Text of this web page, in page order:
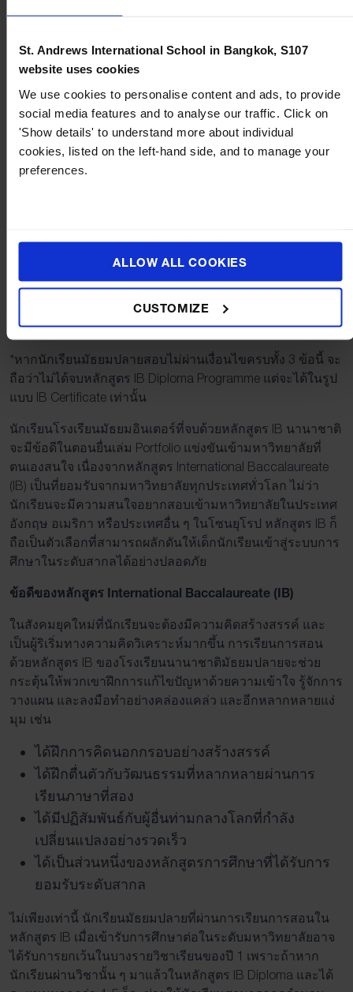
St. Andrews International School in Bangkok, S107
website uses cookies
We use cookies to personalise content and ads, to provide
social media features and to analyse our traffic. Click on
'Show details' to understand more about individual
cookies, listed on the left-hand side, and to manage your
preferences.
ALLOW ALL COOKIES
CUSTOMIZE
กลุ่มวิชา Theory of Knowledge (ToK)
วิชาที่ฝึกการคิดวิเคราะห์เชิงวิพากษ์เกี่ยวกับมนุษย์ สังคม
วัฒนธรรมของตนเองและโลกผ่าน Essay จำนวน 1,200-1,600
คำ ช่วยฝึกให้นักเรียนมององค์ความรู้ในแง่มุมต่าง ๆ โดยใช้
การวิเคราะห์ และตรวจสอบหาเหตุผล
กลุ่มวิชา Creativity, Action, Service (CAS)
โครงงานกิจกรรมนอกห้องเรียนที่เน้นส่งเสริมทักษะด้านความ
กลุ่ม Extended Essay (EE)
การฝึกทักษะเขียนเรียงความในหัวข้อที่ผู้เรียนสนใจจำนวน
4,000 คำ ซึ่งเป็นการวัดความสามารถทางการทำวิจัยและเรียน
รู้จากการค้นคว้าด้วยตัวเอง
*หากนักเรียนมัธยมปลายสอบไม่ผ่านเงื่อนไขครบทั้ง 3 ข้อนี้ จะ
ถือว่าไม่ได้จบหลักสูตร IB Diploma Programme แต่จะได้ในรูป
แบบ IB Certificate เท่านั้น
นักเรียนโรงเรียนมัธยมอินเตอร์ที่จบด้วยหลักสูตร IB นานาชาติ
จะมีข้อดีในตอนยื่นเล่ม Portfolio แข่งขันเข้ามหาวิทยาลัยที่
ตนเองสนใจ เนื่องจากหลักสูตร International Baccalaureate
(IB) เป็นที่ยอมรับจากมหาวิทยาลัยทุกประเทศทั่วโลก ไม่ว่า
นักเรียนจะมีความสนใจอยากสอบเข้ามหาวิทยาลัยในประเทศ
อังกฤษ อเมริกา หรือประเทศอื่น ๆ ในโซนยุโรป หลักสูตร IB ก็
ถือเป็นตัวเลือกที่สามารถผลักดันให้เด็กนักเรียนเข้าสู่ระบบการ
ศึกษาในระดับสากลได้อย่างปลอดภัย
ข้อดีของหลักสูตร International Baccalaureate (IB)
ในสังคมยุคใหม่ที่นักเรียนจะต้องมีความคิดสร้างสรรค์ และ
เป็นผู้ริเริ่มทางความคิดวิเคราะห์มากขึ้น การเรียนการสอน
ด้วยหลักสูตร IB ของโรงเรียนนานาชาติมัธยมปลายจะช่วย
กระตุ้นให้พวกเขาฝึกการแก้ไขปัญหาด้วยความเข้าใจ รู้จักการ
วางแผน และลงมือทำอย่างคล่องแคล่ว และอีกหลากหลายแง่
มุม เช่น
ได้ฝึกการคิดนอกกรอบอย่างสร้างสรรค์
ได้ฝึกตื่นตัวกับวัฒนธรรมที่หลากหลายผ่านการ
เรียนภาษาที่สอง
ได้มีปฏิสัมพันธ์กับผู้อื่นท่ามกลางโลกที่กำลัง
เปลี่ยนแปลงอย่างรวดเร็ว
ได้เป็นส่วนหนึ่งของหลักสูตรการศึกษาที่ได้รับการ
ยอมรับระดับสากล
ไม่เพียงเท่านี้ นักเรียนมัธยมปลายที่ผ่านการเรียนการสอนใน
หลักสูตร IB เมื่อเข้ารับการศึกษาต่อในระดับมหาวิทยาลัยอาจ
ได้รับการยกเว้นในบางรายวิชาเรียนของปี 1 เพราะถ้าหาก
นักเรียนผ่านวิชานั้น ๆ มาแล้วในหลักสูตร IB Diploma และได้